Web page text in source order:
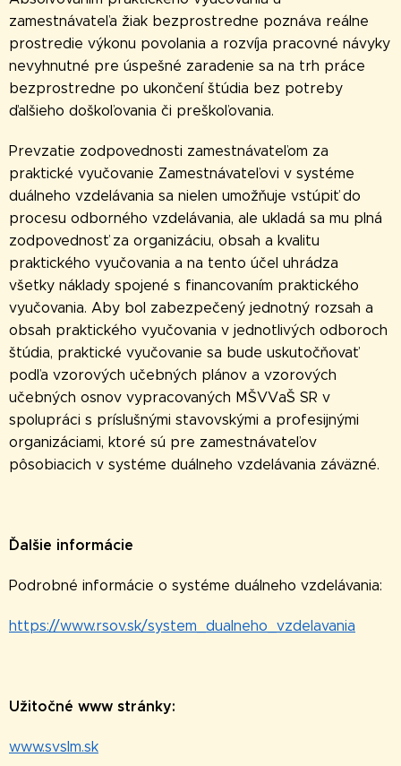
zamestnávateľa žiak bezprostredne poznáva reálne
prostredie výkonu povolania a rozvíja pracovné návyky
nevyhnutné pre úspešné zaradenie sa na trh práce
bezprostredne po ukončení štúdia bez potreby
ďalšieho doškoľovania či preškoľovania.
Prevzatie zodpovednosti zamestnávateľom za
praktické vyučovanie Zamestnávateľovi v systéme
duálneho vzdelávania sa nielen umožňuje vstúpiť do
procesu odborného vzdelávania, ale ukladá sa mu plná
zodpovednosť za organizáciu, obsah a kvalitu
praktického vyučovania a na tento účel uhrádza
všetky náklady spojené s financovaním praktického
vyučovania. Aby bol zabezpečený jednotný rozsah a
obsah praktického vyučovania v jednotlivých odboroch
štúdia, praktické vyučovanie sa bude uskutočňovať
podľa vzorových učebných plánov a vzorových
učebných osnov vypracovaných MŠVVaŠ SR v
spolupráci s príslušnými stavovskými a profesijnými
organizáciami, ktoré sú pre zamestnávateľov
pôsobiacich v systéme duálneho vzdelávania záväzné.
Ďalšie informácie
Podrobné informácie o systéme duálneho vzdelávania:
https://www.rsov.sk/system_dualneho_vzdelavania
Užitočné www stránky:
www.svslm.sk